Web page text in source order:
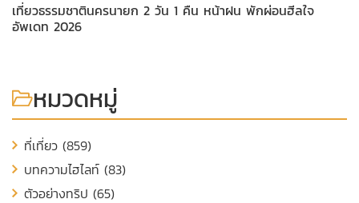
เที่ยวธรรมชาตินครนายก 2 วัน 1 คืน หน้าฝน พักผ่อนฮีลใจ
อัพเดท 2026
หมวดหมู่
ที่เที่ยว (859)
บทความไฮไลท์ (83)
ตัวอย่างทริป (65)